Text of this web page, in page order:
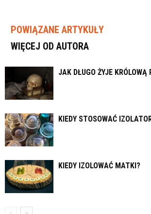
POWIĄZANE ARTYKUŁY
WIĘCEJ OD AUTORA
JAK DŁUGO ŻYJE KRÓLOWĄ
KIEDY STOSOWAĆ
KIEDY IZOLOWAĆ MATKI?